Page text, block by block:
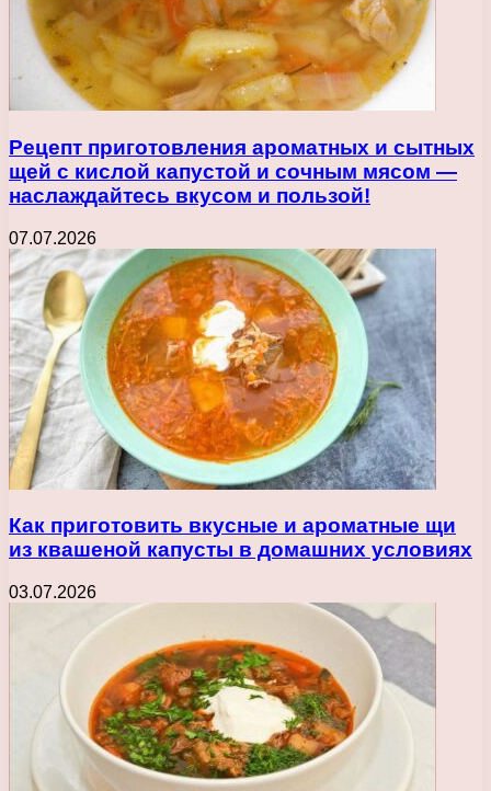
Рецепт приготовления ароматных и сытных
щей с кислой капустой и сочным мясом —
наслаждайтесь вкусом и пользой!
07.07.2026
Как приготовить вкусные и ароматные щи
из квашеной капусты в домашних условиях
03.07.2026